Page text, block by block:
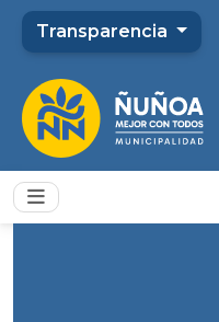
Transparencia